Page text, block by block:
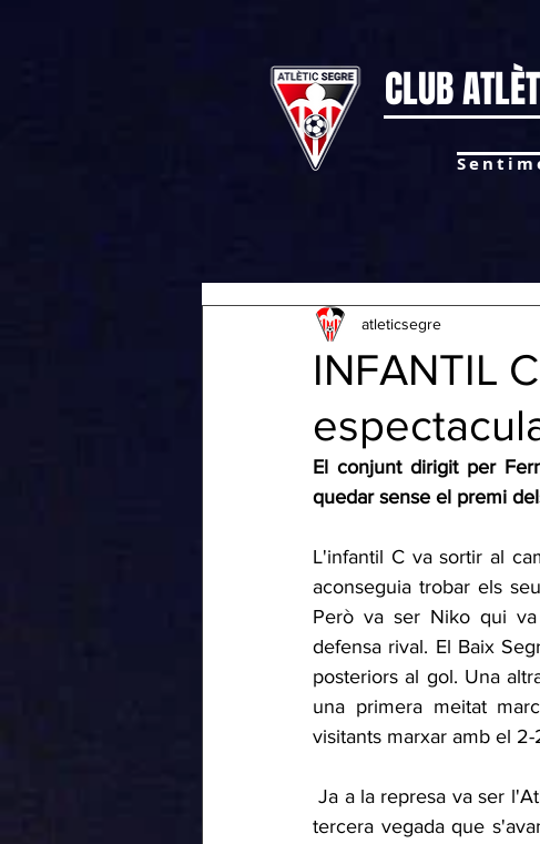
CLUB
INFANTIL
atleticsegre
El conjunt dirigit per
quedar sense el premi
L'infantil C va sortir al
aconseguia trobar els
Però va ser Niko qui
defensa rival. El Baix
posteriors al gol. Una
una primera meitat
visitants marxar amb el 2-
Ja a la represa va ser l'Atlètic Segre qui va colpejar novament amb un gran gol de Palacín. La
tercera vegada que